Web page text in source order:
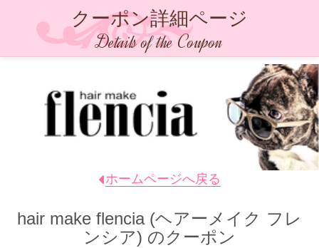
クーポン詳細ページ
Details of the Coupon
ホームページへ戻る
hair make flencia (ヘアーメイク フレ
ンシア) のクーポン